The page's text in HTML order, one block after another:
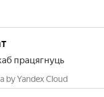
працягнуць
by Yandex Cloud